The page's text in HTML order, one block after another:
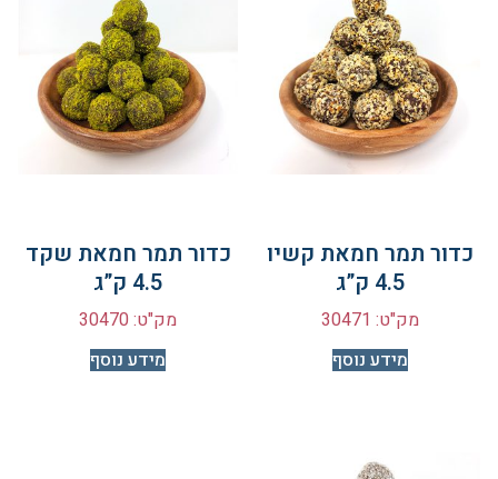
כדור תמר חמאת קשיו
4.5 ק”ג
מק"ט: 30471
מידע נוסף
כדור תמר חמאת שקד
4.5 ק”ג
מק"ט: 30470
מידע נוסף